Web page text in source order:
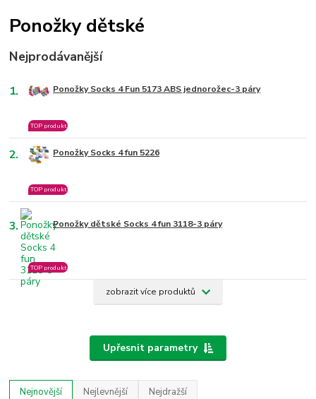
Ponožky dětské
Nejprodávanější
1. Ponožky Socks 4 Fun 5173 ABS jednorožec-3 páry
TOP produkt
2. Ponožky Socks 4 fun 5226
TOP produkt
3. Ponožky dětské Socks 4 fun 3118-3 páry
TOP produkt
zobrazit více produktů
Upřesnit parametry
Nejnovější Nejlevnější Nejdražší